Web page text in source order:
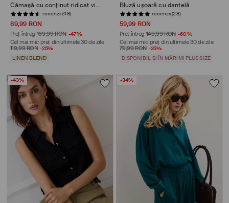
Cămașă cu conținut ridicat viscoză și adaos de in
recenzii (48)
89,99 RON
Preț întreg 169,99 RON -47%
Cel mai mic preț din ultimele 30 de zile
119,99 RON -25%
LINEN BLEND
Bluză ușoară cu dantelă
recenzii (28)
59,99 RON
Preț întreg 149,99 RON -60%
Cel mai mic preț din ultimele 30 de zile
79,99 RON -25%
DISPONIBIL ȘI ÎN MĂRIMI PLUS SIZE
-43% -34%